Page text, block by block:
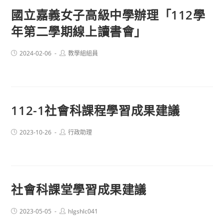
國立嘉義女子高級中學辦理「112學
年第二學期線上讀書會」
Post2024-02-06
Post教學組組員
112-1社會科課程學習成果建議
Post2023-10-26
Post行政助理
社會科課堂學習成果建議
Post2023-05-05
Posthlgshlc041